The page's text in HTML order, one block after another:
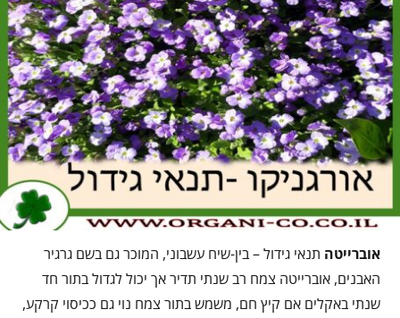
אוברייטה תנאי גידול – בין-שיח עשבוני, המוכר גם בשם גרגיר
האבנים, אוברייטה צמח רב שנתי תדיר אך יכול לגדול בתור חד
שנתי באקלים אם קיץ חם, משמש בתור צמח נוי גם ככיסוי קרקע,